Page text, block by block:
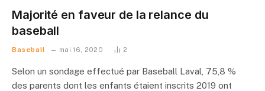
Majorité en faveur de la relance du
baseball
Baseball mai 16, 2020 2
Selon un sondage effectué par Baseball Laval, 75,8 %
des parents dont les enfants étaient inscrits 2019 ont